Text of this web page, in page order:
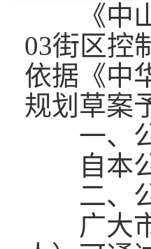
《中山
03街区控
依据《中
规划草案
一、公
自本公
二、公
广大市